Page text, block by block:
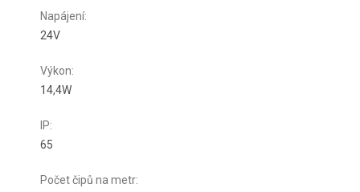
Napájení:
24V
Výkon:
14,4W
IP:
65
Počet čipů na metr: